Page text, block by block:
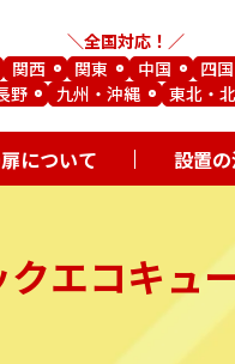
全国対応！
関西 関東 中国
四国
野
九州・沖縄 東北・
について 設置
エコキュ